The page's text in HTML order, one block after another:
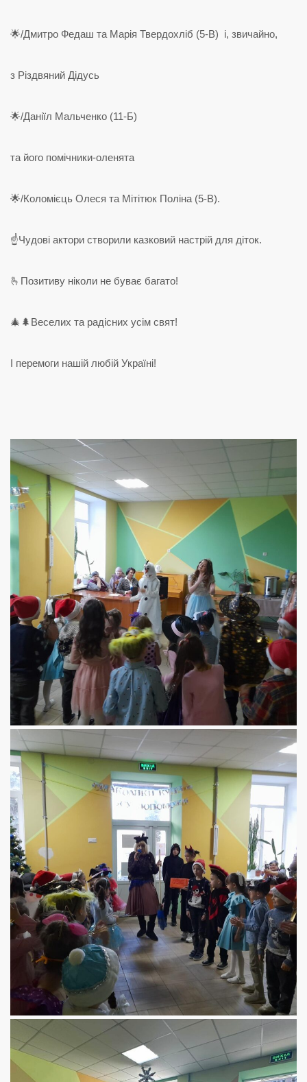
🌟/Дмитро Федаш та Марія Твердохліб (5-В) і, звичайно,
з Різдвяний Дідусь
🌟/Даніїл Мальченко (11-Б)
та його помічники-оленята
🌟/Коломієць Олеся та Мітітюк Поліна (5-В).
☝️Чудові актори створили казковий настрій для діток.
🫰Позитиву ніколи не буває багато!
🎄🌲Веселих та радісних усім свят!
І перемоги нашій любій Україні!